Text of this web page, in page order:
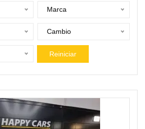
Marca
Cambio
Reiniciar